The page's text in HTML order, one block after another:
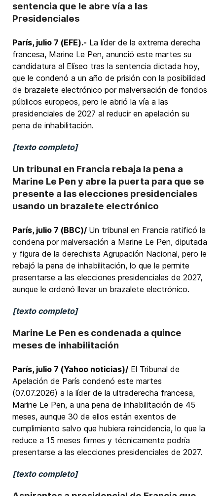
sentencia que le abre vía a las
Presidenciales
París, julio 7 (EFE).- La líder de la extrema derecha
francesa, Marine Le Pen, anunció este martes su
candidatura al Elíseo tras la sentencia dictada hoy,
que le condenó a un año de prisión con la posibilidad
de brazalete electrónico por malversación de fondos
públicos europeos, pero le abrió la vía a las
presidenciales de 2027 al reducir en apelación su
pena de inhabilitación.
[texto completo]
Un tribunal en Francia rebaja la pena a
Marine Le Pen y abre la puerta para que se
presente a las elecciones presidenciales
usando un brazalete electrónico
París, julio 7 (BBC)/ Un tribunal en Francia ratificó la
condena por malversación a Marine Le Pen, diputada
y figura de la derechista Agrupación Nacional, pero le
rebajó la pena de inhabilitación, lo que le permite
presentarse a las elecciones presidenciales de 2027,
aunque le ordenó llevar un brazalete electrónico.
[texto completo]
Marine Le Pen es condenada a quince
meses de inhabilitación
París, julio 7 (Yahoo noticias)/ El Tribunal de
Apelación de París condenó este martes
(07.07.2026) a la líder de la ultraderecha francesa,
Marine Le Pen, a una pena de inhabilitación de 45
meses, aunque 30 de ellos están exentos de
cumplimiento salvo que hubiera reincidencia, lo que la
reduce a 15 meses firmes y técnicamente podría
presentarse a las elecciones presidenciales de 2027.
[texto completo]